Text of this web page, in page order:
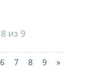
из 9
6 7 8 9 »